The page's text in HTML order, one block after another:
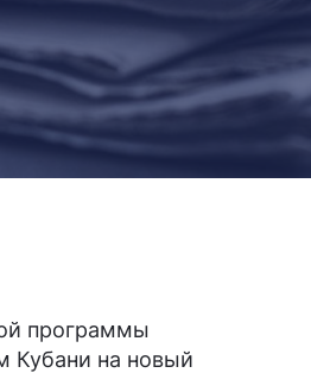
программы
Кубани на новый